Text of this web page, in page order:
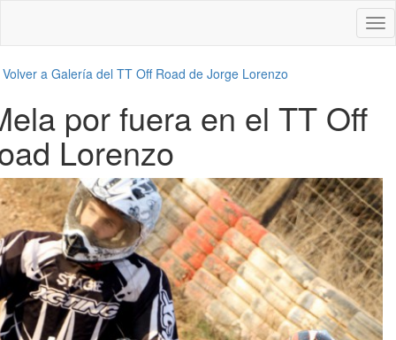
Volver a Galería del TT Off Road de Jorge Lorenzo
por fuera en el TT Off
Lorenzo